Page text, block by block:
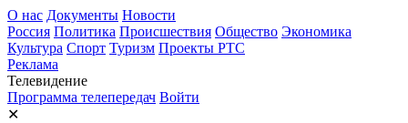
О нас Документы Новости
Россия Политика Происшествия Общество Экономика
Культура Спорт Туризм Проекты РТС
Реклама
Телевидение
Программа телепередач Войти
✕